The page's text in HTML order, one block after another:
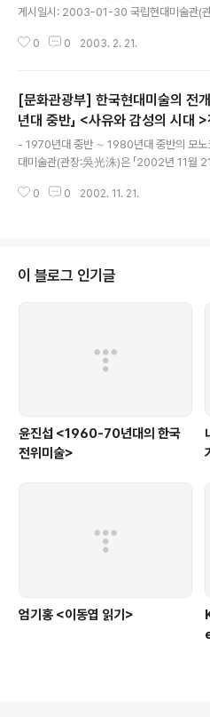
게시일시: 2003-01-30 국립현대미술관(
화고자 1997년도부터 6년에 걸쳐 장기 기
대》전(2002)은 1950년대 중반 - 60년대
보여준 《한국현대미술의 시원》전(2000)
다양하고 역동적인 실험미술의 시기를 재현
0 0 2003. 2. 21.
[문화관광부] 한국현대미술의 전
년대 중반」 <사유와 감성의 시대 >
- 1970년대 중반 ∼ 1980년대 중반의 모노
대미술관(관장:吳光洙)은 「2002년 11월
대”전을 연다. 모두 45명 작가의 140여점이
한국 현대미술사에서 1970년대 중반부터
하고 실험적이었던 양상들이 “모노크롬(단
0 0 2002. 11. 21.
이 블로그 인기글
윤진섭 <1960-70년대의 한국
전위미술>
엄기홍 <이동엽 읽기>